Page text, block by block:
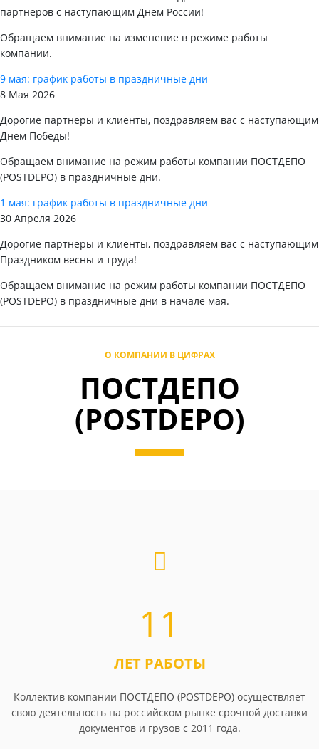
партнеров с наступающим Днем России!
Обращаем внимание на изменение в режиме работы
компании.
9 мая: график работы в праздничные дни
8 Мая 2026
Дорогие партнеры и клиенты, поздравляем вас с наступающим
Днем Победы!
Обращаем внимание на режим работы компании ПОСТДЕПО
(POSTDEPO) в праздничные дни.
1 мая: график работы в праздничные дни
30 Апреля 2026
Дорогие партнеры и клиенты, поздравляем вас с наступающим
Праздником весны и труда!
Обращаем внимание на режим работы компании ПОСТДЕПО
(POSTDEPO) в праздничные дни в начале мая.
О КОМПАНИИ В ЦИФРАХ
ПОСТДЕПО
(POSTDEPO)
11
ЛЕТ РАБОТЫ
Коллектив компании ПОСТДЕПО (POSTDEPO) осуществляет
свою деятельность на российском рынке срочной доставки
документов и грузов с 2011 года.